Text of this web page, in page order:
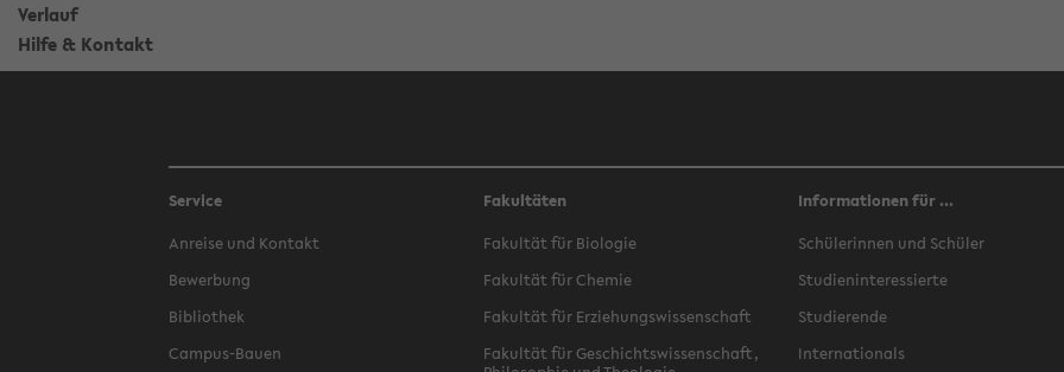
Verlauf
Hilfe & Kontakt
Service
Anreise und Kontakt
Bewerbung
Bibliothek
Campus-Bauen
Fakultäten
Fakultät für Biologie
Fakultät für Chemie
Fakultät für Erziehungswissenschaft
Fakultät für Geschichtswissenschaft,
Informationen für ...
Schülerinnen und Schüler
Studieninteressierte
Studierende
Internationals